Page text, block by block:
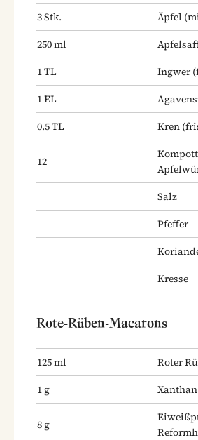
3Stk. Äpfel
250ml
1TL Ingwer
1EL
0.5TL Kren
12
Salz
Pfeffer
Kresse
Rote-Rüben-Macarons
125ml
Roter
1g Xanthan
8g